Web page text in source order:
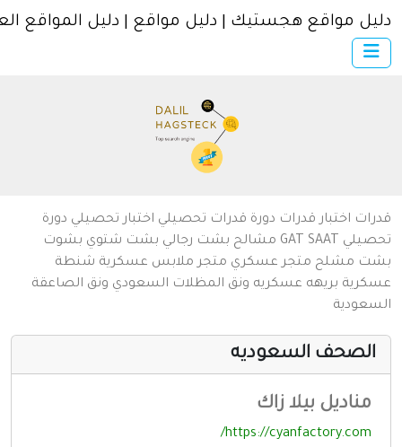
× الرئيسية
اتصل بنا
تسجيل
دخول
سياسة الخصوصية
شروط الاستخدام
مواقع إخباريه
كمبيوتر وبرامج
مواقع هجستيك | دليل مواقع | دليل المواقع العربية
اختبار قدرات دورة قدرات تحصيلي اختبار تحصيلي دورة
SAAT
GAT مشالح بشت رجالي بشت شتوي بشوت
مشلح متجر عسكري متجر ملابس عسكرية شنطة
بريهه عسكريه ونق المظلات السعودي ونق الصاعقة
السعوديه
مناديل بيلا زاك
https://cyanfactory.com/